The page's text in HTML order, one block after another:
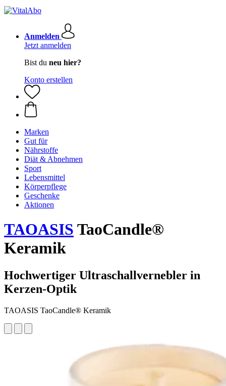
Anmelden
Jetzt anmelden
Bist du neu hier?
Konto erstellen
Marken
Gut für
Nährstoffe
Diät & Abnehmen
Sport
Lebensmittel
Körperpflege
Geschenke
Aktionen
TAOASIS TaoCandle®
Keramik
Hochwertiger Ultraschallvernebler in
Kerzen-Optik
TAOASIS TaoCandle® Keramik